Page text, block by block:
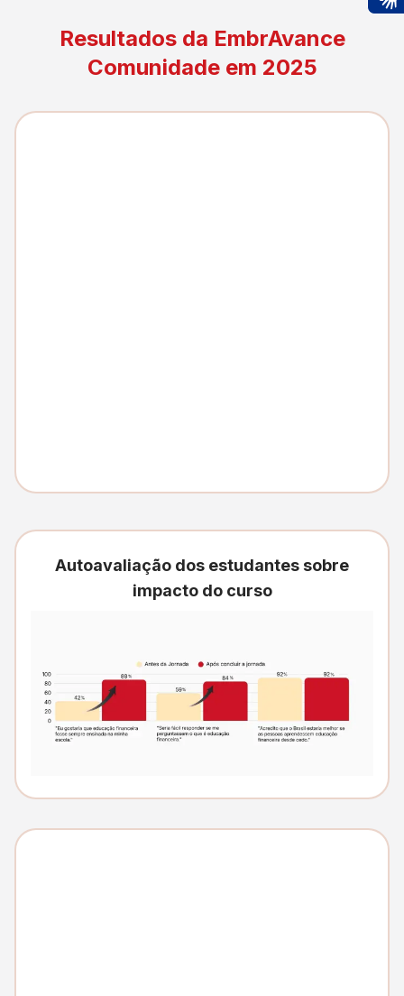
Resultados da EmbrAvance
Comunidade em 2025
Autoavaliação dos estudantes sobre
impacto do curso